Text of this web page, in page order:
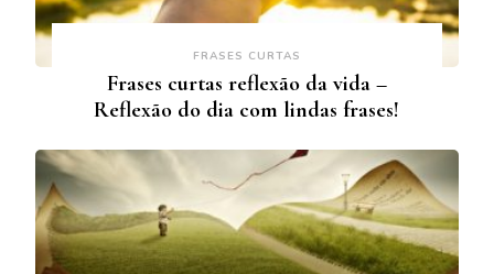
FRASES CURTAS
Frases curtas reflexão da vida –
Reflexão do dia com lindas frases!